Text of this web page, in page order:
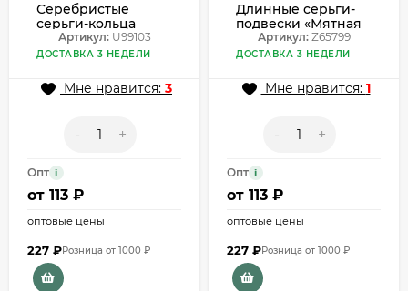
Серебристые
серьги-кольца
треугольной
формы U99103
Артикул:U99103
ДОСТАВКА 3 НЕДЕЛИ
Мне нравится: 3
- +
Опт i
от 113 ₽
оптовые цены
227 ₽Розница от 1000 ₽
Длинные серьги-
подвески «Мятная
капля» Z65799
Артикул:Z65799
ДОСТАВКА 3 НЕДЕЛИ
Мне нравится: 1
- +
Опт i
от 113 ₽
оптовые цены
227 ₽Розница от 1000 ₽